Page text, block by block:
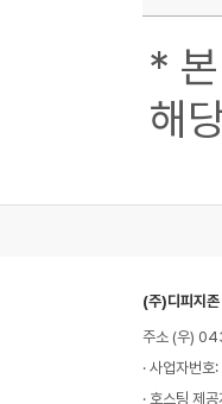
*
해
(주)디피지존
주소 (우)
· 사업자번
· 호스팅 제